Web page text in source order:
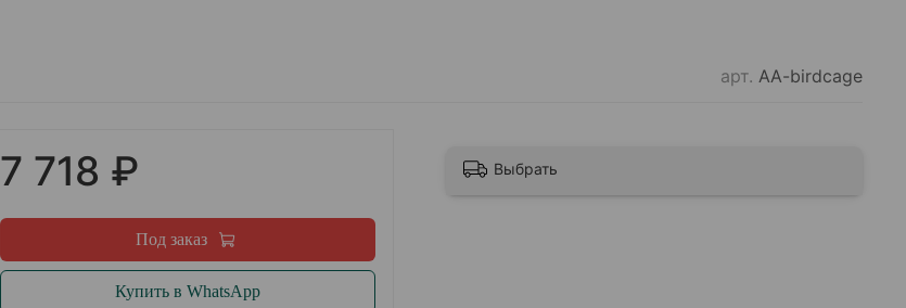
арт. AA-birdcage
7 718 ₽
Под заказ
Купить в WhatsApp
Выбрать